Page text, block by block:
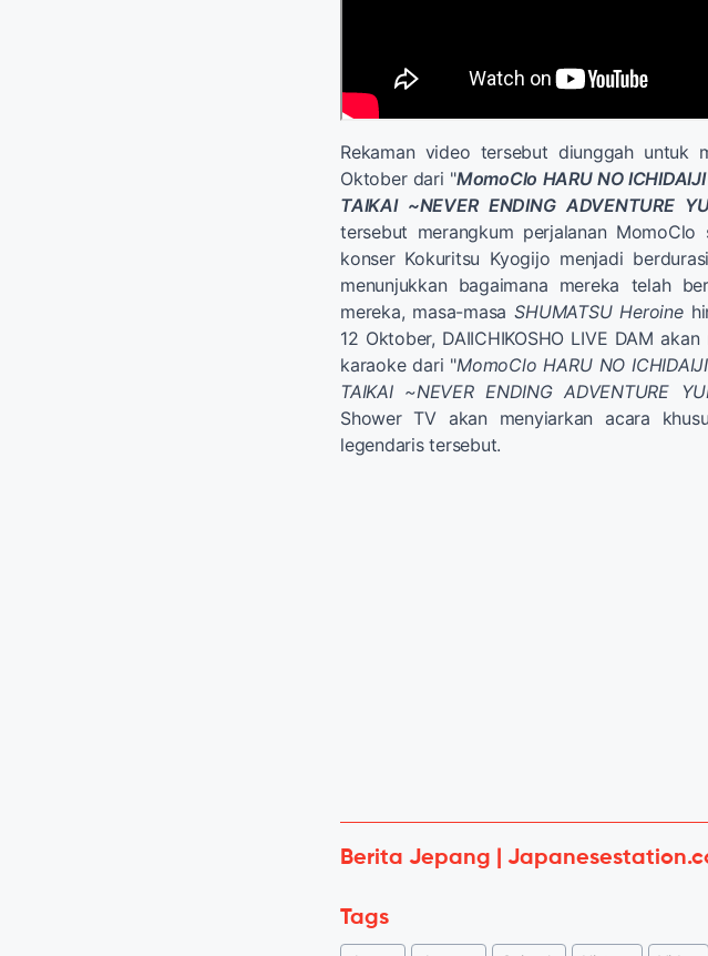
Rekaman video tersebut diunggah untuk
Oktober dari "MomoClo HARU NO
TAIKAI ~NEVER ENDING ADVENTURE
tersebut merangkum perjalanan MomoClo
konser Kokuritsu Kyogijo menjadi
menunjukkan bagaimana mereka telah
mereka, masa-masaSHUMATSU Heroine
12 Oktober, DAIICHIKOSHO LIVE DAM
karaoke dari "MomoClo HARU NO
TAIKAI ~NEVER ENDING ADVENTURE
Shower TV akan menyiarkan acara
legendaris tersebut.
Berita Jepang |
Tags